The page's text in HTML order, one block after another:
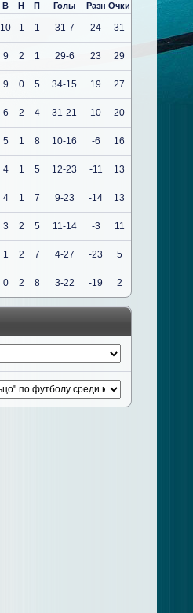
В Н П Голы Разн Очки
10 1 1 31-7 24 31
9 2 1 29-6 23 29
9 0 5 34-15 19 27
6 2 4 31-21 10 20
5 1 8 10-16 -6 16
4 1 5 12-23 -11 13
4 1 7 9-23 -14 13
3 2 5 11-14 -3 11
1 2 7 4-27 -23 5
0 2 8 3-22 -19 2